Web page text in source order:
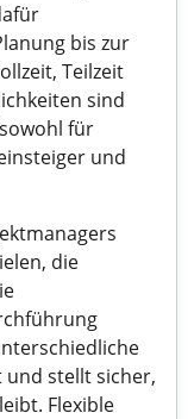
bis zur
Teilzeit
sind
für
und
die
stellt sicher,
Flexible